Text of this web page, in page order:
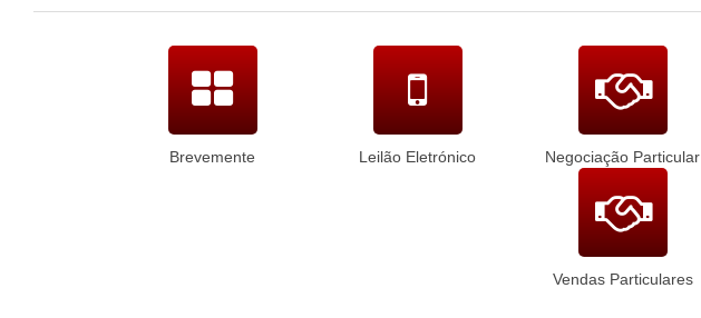
Brevemente Leilão Eletrónico Negociação Particular
Vendas Particulares